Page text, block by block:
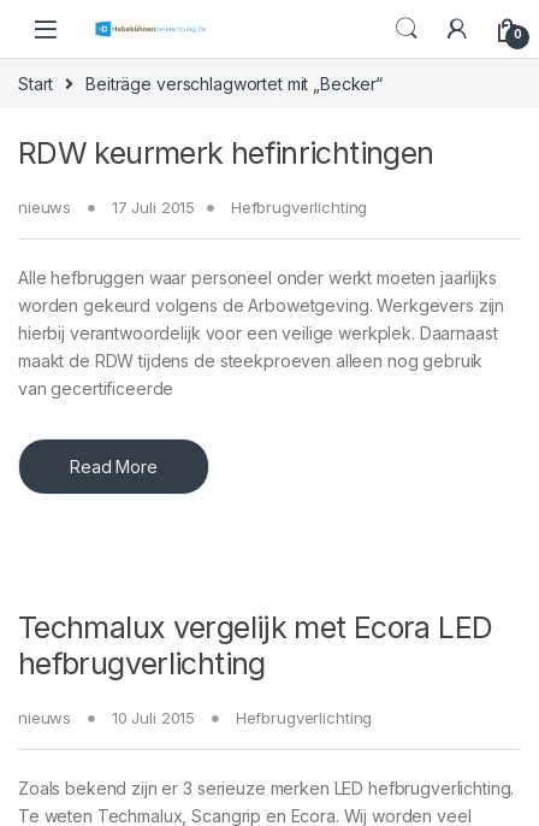
0
Start Beiträge verschlagwortet mit „Becker“
RDW keurmerk hefinrichtingen
nieuws 17 Juli 2015 Hefbrugverlichting
Alle hefbruggen waar personeel onder werkt moeten jaarlijks
worden gekeurd volgens de Arbowetgeving. Werkgevers zijn
hierbij verantwoordelijk voor een veilige werkplek. Daarnaast
maakt de RDW tijdens de steekproeven alleen nog gebruik
van gecertificeerde
Read More
Techmalux vergelijk met Ecora LED
hefbrugverlichting
nieuws 10 Juli 2015 Hefbrugverlichting
Zoals bekend zijn er 3 serieuze merken LED hefbrugverlichting.
Te weten Techmalux, Scangrip en Ecora. Wij worden veel